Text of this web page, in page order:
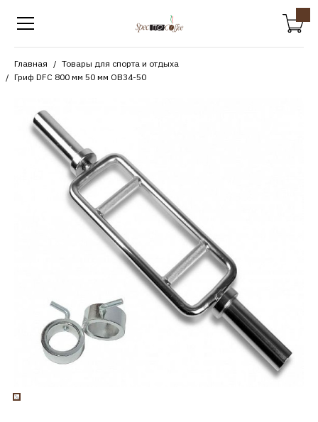
Главная
Товары для спорта и отдыха
Гриф DFC 800 мм 50 мм OB34-50